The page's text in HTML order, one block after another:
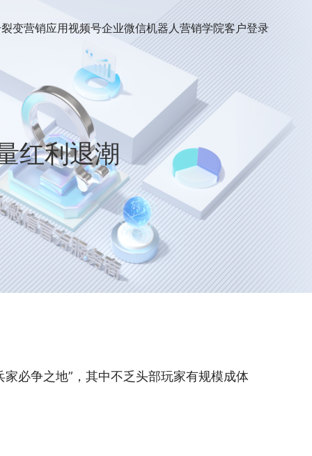
变营销应用视频号企业微信机器人营销学院客户登录
红利退潮
必争之地”，其中不乏头部玩家有规模成体